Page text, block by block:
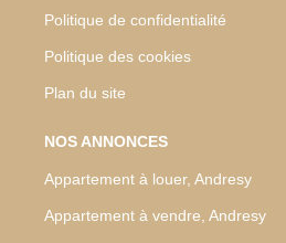
Politique de confidentialité
Politique des cookies
Plan du site
NOS ANNONCES
Appartement à louer, Andresy
Appartement à vendre, Andresy